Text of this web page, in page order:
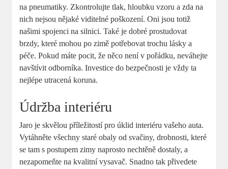
na pneumatiky. Zkontrolujte tlak, hloubku vzoru a zda na
nich nejsou nějaké viditelné poškození. Oni jsou totiž
našimi spojenci na silnici. Také je dobré prostudovat
brzdy, které mohou po zimě potřebovat trochu lásky a
péče. Pokud máte pocit, že něco není v pořádku, neváhejte
navštívit odborníka. Investice do bezpečnosti je vždy ta
nejlépe utracená koruna.
Údržba interiéru
Jaro je skvělou příležitostí pro úklid interiéru vašeho auta.
Vytáhněte všechny staré obaly od svačiny, drobnosti, které
se tam s postupem zimy naprosto nechtěně dostaly, a
nezapomeňte na kvalitní vysavač. Snadno tak přivedete